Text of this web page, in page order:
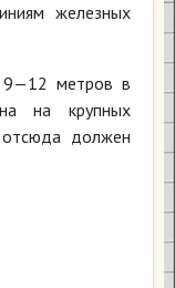
железных
9—12 метров в
на крупных
должен